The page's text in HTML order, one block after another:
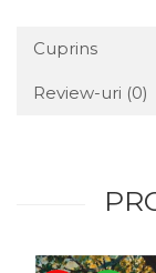
Cuprins
Review-uri (0)